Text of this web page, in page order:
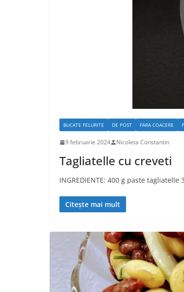
BUCATE FELURITE DE POST FARA COACERE
9 februarie 2024 Nicoleta Constantin
Tagliatelle cu creveti
INGREDIENTE: 400 g paste
Citește mai mult